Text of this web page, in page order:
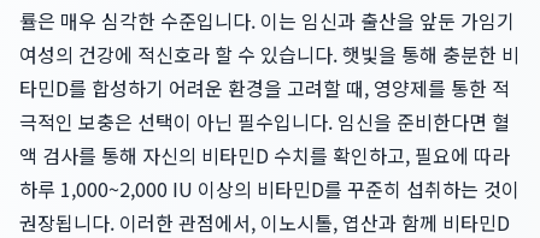
률은 매우 심각한 수준입니다. 이는 임신과 출산을 앞둔 가임기
여성의 건강에 적신호라 할 수 있습니다. 햇빛을 통해 충분한 비
타민D를 합성하기 어려운 환경을 고려할 때, 영양제를 통한 적
극적인 보충은 선택이 아닌 필수입니다. 임신을 준비한다면 혈
액 검사를 통해 자신의 비타민D 수치를 확인하고, 필요에 따라
하루 1,000~2,000 IU 이상의 비타민D를 꾸준히 섭취하는 것이
권장됩니다. 이러한 관점에서, 이노시톨, 엽산과 함께 비타민D